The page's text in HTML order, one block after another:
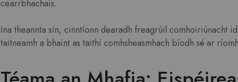
cearrbhachais.
Ina theannta sin, cinntíonn dearadh freagrúil comhoiriúnacht
taitneamh a bhaint as taithí comhsheasmhach bíodh sé ar